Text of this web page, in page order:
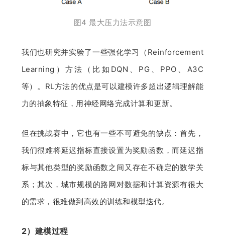
图4 最大压力法示意图
我们也研究并实验了一些强化学习（Reinforcement
Learning）方法（比如DQN、PG、PPO、A3C
等）。RL方法的优点是可以建模许多超出逻辑理解能
力的抽象特征，用神经网络完成计算和更新。
但在挑战赛中，它也有一些不可避免的缺点：首先，
我们很难将延迟指标直接设置为奖励函数，而延迟指
标与其他类型的奖励函数之间又存在不确定的数学关
系；其次，城市规模的路网对数据和计算资源有很大
的需求，很难做到高效的训练和模型迭代。
2）建模过程